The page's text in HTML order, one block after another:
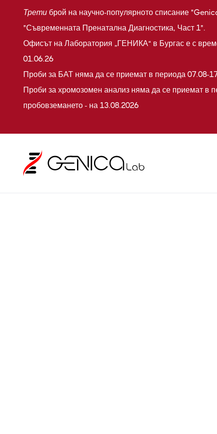
Трети брой на научно-популярното списание
"Съвременната Пренатална Диагностика, Част 1".
Офисът на Лаборатория „ГЕНИКА“ в Бургас е с
01.06.26
Проби за БАТ няма да се приемат в периода 07.08-
Проби за хромозомен анализ няма да се приемат в
пробовземането - на 13.08.2026